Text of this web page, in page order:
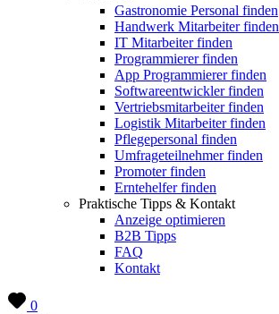
Gastronomie Personal finden
Handwerk Mitarbeiter finden
IT Mitarbeiter finden
Programmierer finden
App Programmierer finden
Softwareentwickler finden
Vertriebsmitarbeiter finden
Logistik Mitarbeiter finden
Pflegepersonal finden
Umfrageteilnehmer finden
Promoter finden
Erntehelfer finden
Praktische Tipps & Kontakt
Anzeige optimieren
B2B Tipps
FAQ
Kontakt
0